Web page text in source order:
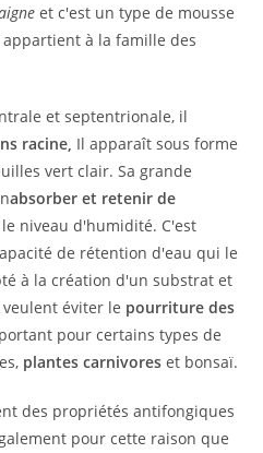
et c'est un type de mousse
à la famille des
et septentrionale, il
racine, Il apparaît sous forme
vert clair. Sa grande
absorber et retenir de
niveau d'humidité. C'est
de rétention d'eau qui le
à la création d'un substrat et
éviter le pourriture des
pour certains types de
plantes carnivores et bonsaï.
des propriétés antifongiques
pour cette raison que